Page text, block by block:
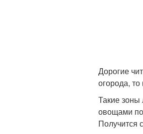
Дорогие
огорода,
Такие
овощами
Получится